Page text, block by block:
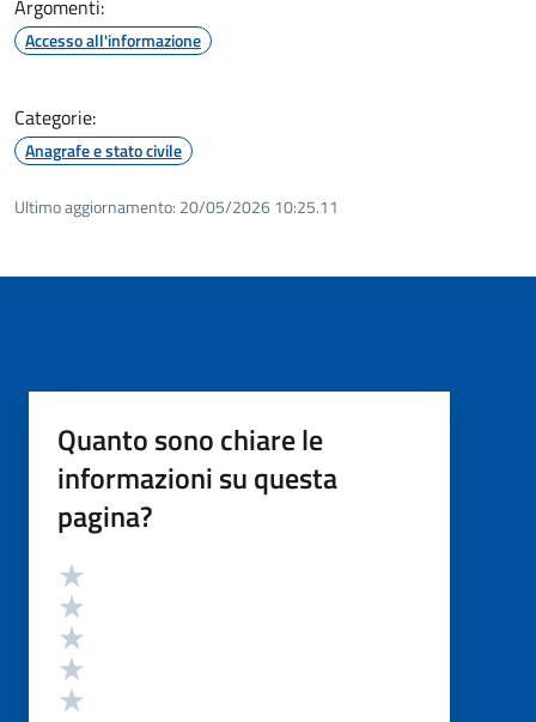
Argomenti:
Accesso all'informazione
Categorie:
Anagrafe e stato civile
Ultimo aggiornamento: 20/05/2026 10:25.11
Quanto sono chiare le
informazioni su questa
pagina?
Valutazione